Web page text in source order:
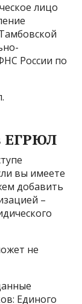
лицо
России по
ЕГРЮЛ
вы имеете
добавить
–
не
Единого